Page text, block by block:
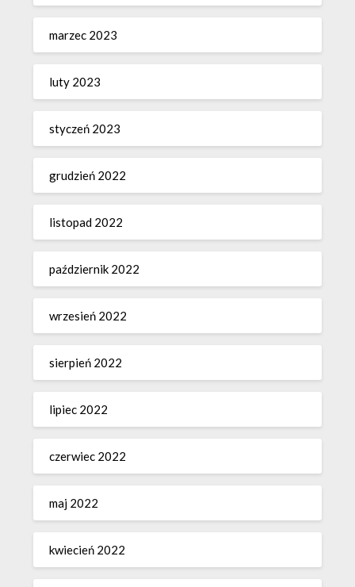
marzec 2023
luty 2023
styczeń 2023
grudzień 2022
listopad 2022
październik 2022
wrzesień 2022
sierpień 2022
lipiec 2022
czerwiec 2022
maj 2022
kwiecień 2022